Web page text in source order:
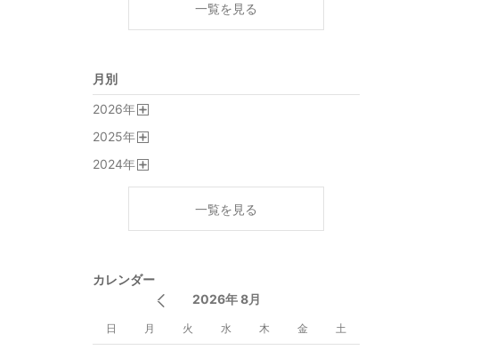
一覧を見る
月別
2026年
2025年
2024年
一覧を見る
カレンダー
2026年 8月
日 月 火 水 木 金 土